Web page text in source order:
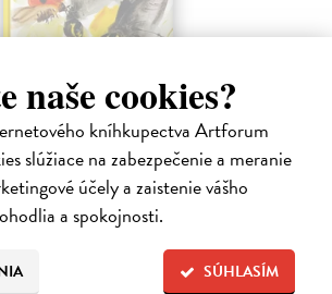
naše cookies?
kníhkupectva Artforum
slúžiace na zabezpečenie a meranie
účely a zaistenie vášho
a spokojnosti.
SÚHLASÍM
Kniha
ktorá býva so zvedavým Andrejom. Obaja sú